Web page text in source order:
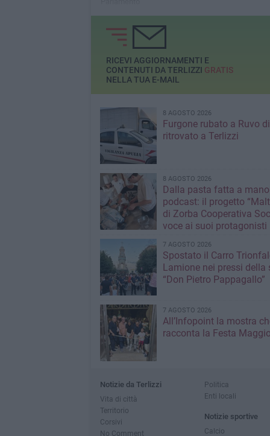
RICEVI AGGIORNAMENTI E
CONTENUTI DA TERLIZZI GRATIS
NELLA TUA E-MAIL
8 AGOSTO 2026
Furgone rubato a Ruvo
ritrovato a Terlizzi
8 AGOSTO 2026
Dalla pasta fatta a
podcast: il progetto
di Zorba Cooperativa
voce ai suoi protagonisti
7 AGOSTO 2026
Spostato il Carro
Lamione nei pressi della
“Don Pietro Pappagallo”
7 AGOSTO 2026
All’Infopoint la mostra
racconta la Festa
Notizie da Terlizzi
Vita di città
Territorio
Corsivi
No Comment
Politica
Enti locali
Notizie sportive
Calcio